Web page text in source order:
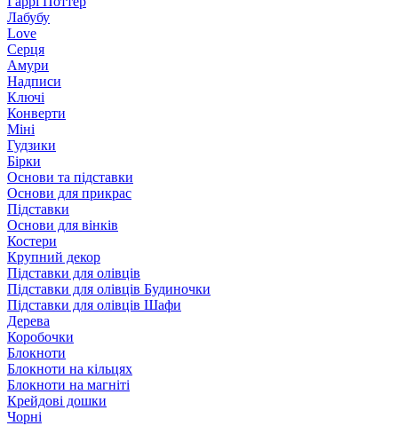
Лабубу
Love
Серця
Амури
Надписи
Ключі
Конверти
Міні
Гудзики
Бірки
Основи та підставки
Основи для прикрас
Підставки
Основи для вінків
Костери
Крупний декор
Підставки для олівців
Підставки для олівців Будиночки
Підставки для олівців Шафи
Дерева
Коробочки
Блокноти
Блокноти на кільцях
Блокноти на магніті
Крейдові дошки
Чорні